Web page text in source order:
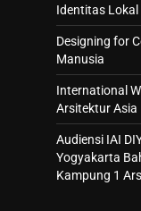
Identitas Lokal
Designing for
Manusia
International
Arsitektur Asia
Audiensi IAI
Yogyakarta
Kampung 1